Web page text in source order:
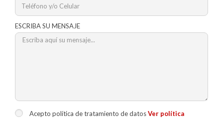
ESCRIBA SU MENSAJE
Acepto política de tratamiento de datosVer política